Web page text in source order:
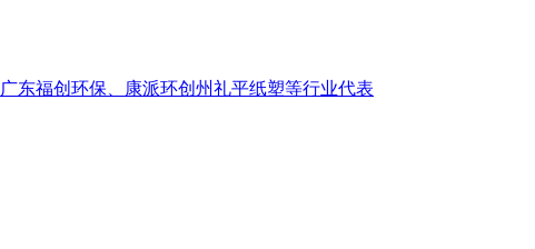
广东福创环保、康派环创州礼平纸塑等行业代表